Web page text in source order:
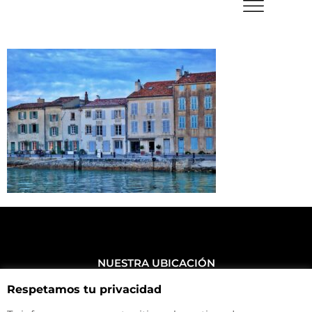
NUESTRA UBICACIÓN
CONTACTA CON NOSOTROS
Respetamos tu privacidad